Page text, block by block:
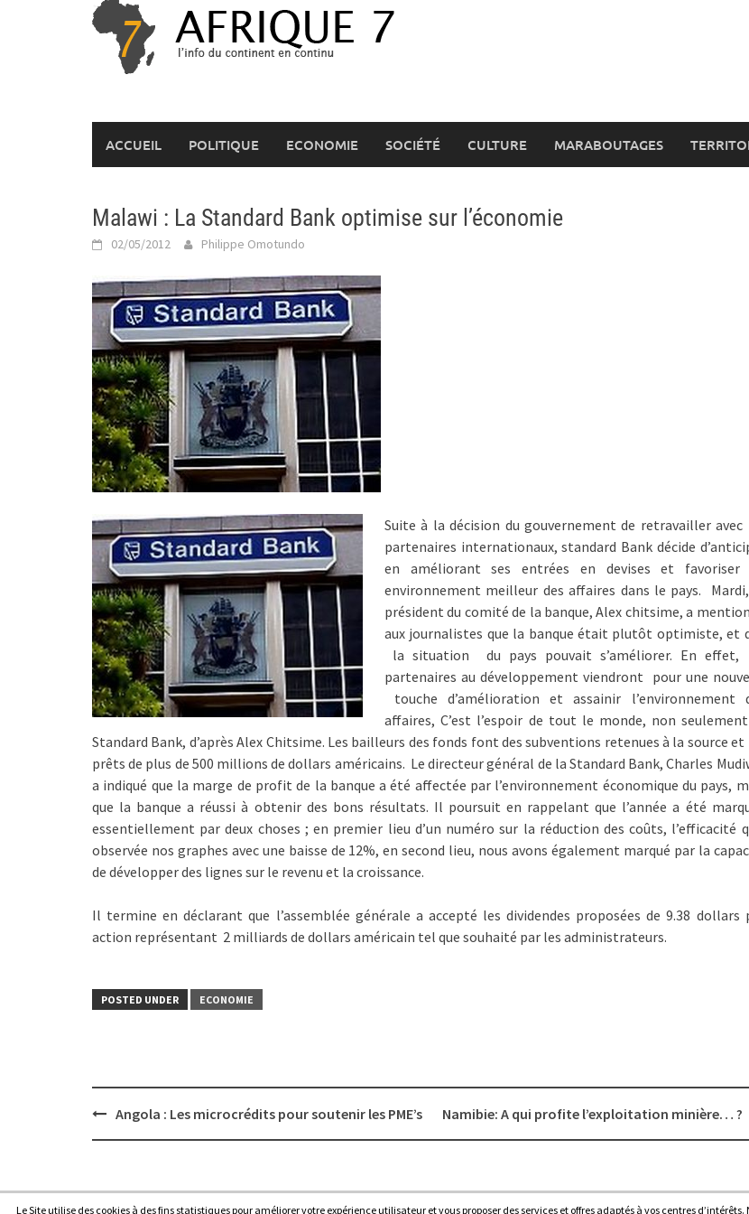
ACCUEIL POLITIQUE ECONOMIE SOCIÉTÉ CULTURE MARABOUTAGES
Malawi : La Standard Bank optimise sur l’économie
02/05/2012 Philippe Omotundo
Suite à la décision du gouvernement de retravailler avec
partenaires internationaux, standard Bank décide
en améliorant ses entrées en devises et favoriser
environnement meilleur des affaires dans le pays.
président du comité de la banque, Alex chitsime, a
aux journalistes que la banque était plutôt optimiste, et
la situation du pays pouvait s’améliorer. En effet,
partenaires au développement viendront pour une
touche d’amélioration et assainir l’environnement
affaires, C’est l’espoir de tout le monde, non
Standard Bank, d’après Alex Chitsime. Les bailleurs des fonds font des subventions retenues à la source et
prêts de plus de 500 millions de dollars américains. Le directeur général de la Standard Bank, Charles
a indiqué que la marge de profit de la banque a été affectée par l’environnement économique du pays,
que la banque a réussi à obtenir des bons résultats. Il poursuit en rappelant que l’année a été
essentiellement par deux choses ; en premier lieu d’un numéro sur la réduction des coûts, l’efficacité
observée nos graphes avec une baisse de 12%, en second lieu, nous avons également marqué par la
de développer des lignes sur le revenu et la croissance.
Il termine en déclarant que l’assemblée générale a accepté les dividendes proposées de 9.38 dollars
action représentant 2 milliards de dollars américain tel que souhaité par les administrateurs.
POSTED UNDER ECONOMIE
PostAngola : Les microcrédits pour soutenir les PME’s Namibie: A qui profite l’exploitation minière… ?
Le Site utilise des cookies à des fins statistiques pour améliorer votre expérience utilisateur et vous proposer des services et offres adaptés à vos centres d’intérêts.